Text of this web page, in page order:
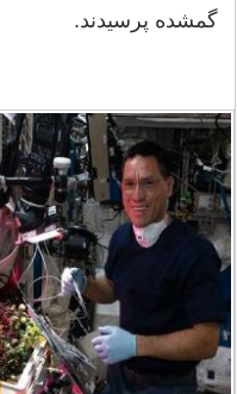
گمشده پرسیدند.